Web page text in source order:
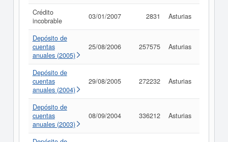
Crédito
incobrable
03/01/2007 2831 Asturias
Depósito de
cuentas
anuales (2005)
25/08/2006 257575 Asturias
Depósito de
cuentas
anuales (2004)
29/08/2005 272232 Asturias
Depósito de
cuentas
anuales (2003)
08/09/2004 336212 Asturias